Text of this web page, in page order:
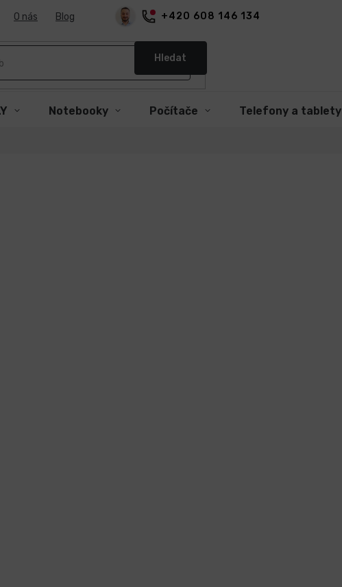
+420 608 146 134
O nás Blog
Hledat
Notebooky Počítače Telefony a tablety